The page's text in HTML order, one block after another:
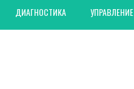
ДИАГНОСТИКА УПРАВЛЕНИЕ